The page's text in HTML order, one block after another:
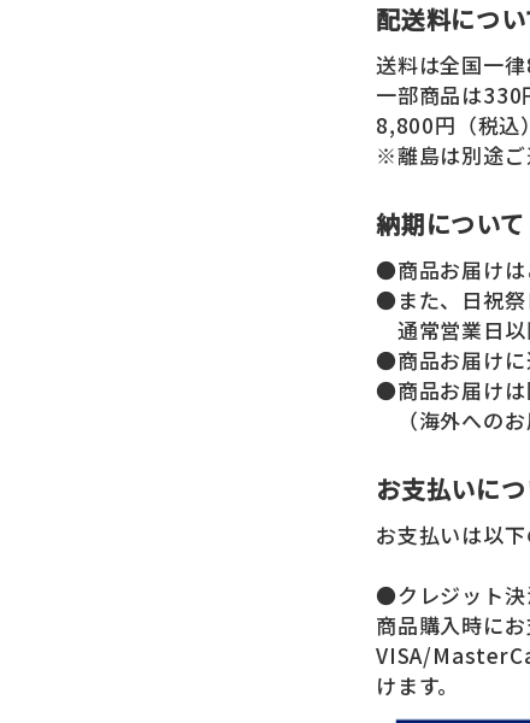
配送料につ
送料は全国一律
一部商品は330
8,800円（税込
※離島は別途ご
納期について
●商品お届けは
●また、日祝祭
通常営業日以
●商品お届けに
●商品お届けは
（海外へのお
お支払いに
お支払いは以下
●クレジット決
商品購入時にお
VISA/
けます。